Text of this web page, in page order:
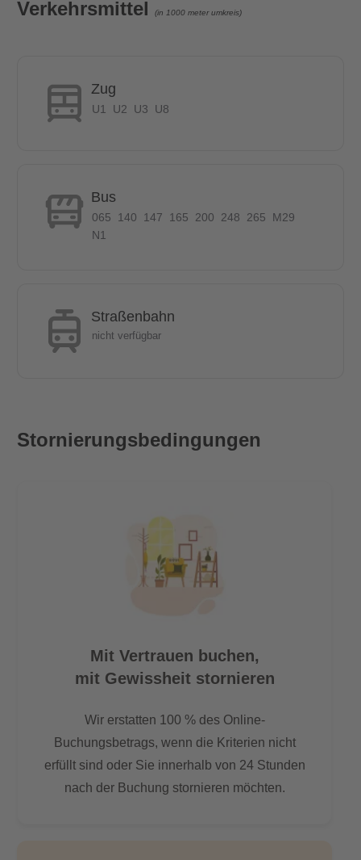
(U8) sind nur wenige Gehminuten entfernt. Ganz in der Nähe
Die Friedrichstraße und der Gendarmenmarkt sind gesäumt
Berlins in allen Clubs, Bars und internationalen Restaurants.
Perfekt, um den unverwechselbaren Charme der Stadt zu
Verkehrsmittel (in 1000 meter umkreis)
Zug
U1 U2 U3 U8
Bus
065 140 147 165 200 248 265
M29
N1
Straßenbahn
nicht verfügbar
Stornierungsbedingungen
Mit Vertrauen buchen,
mit Gewissheit stornieren
Wir erstatten 100 % des Online-
Buchungsbetrags, wenn die Kriterien nicht
erfüllt sind oder Sie innerhalb von 24 Stunden
nach der Buchung stornieren möchten.